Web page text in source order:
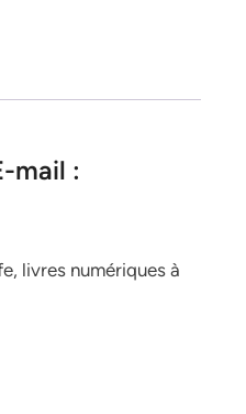
mail :
livres numériques à